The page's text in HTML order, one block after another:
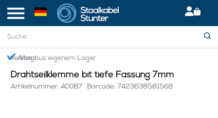
Giropay: Sicher & bequem bezahlen
Startseite > Drahtseilklemme bit tiefe Fassung 7mm
Drahtseilklemme bit tiefe Fassung 7mm
Artikelnummer: 400B7 Barcode: 7423638581568